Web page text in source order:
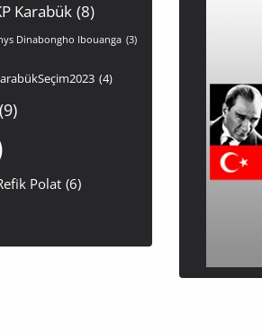
Karabük (8)
Dinabongho Ibouanga (3)
(4)
(9)
Polat (6)